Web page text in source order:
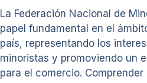
La Federación Nacional de
papel fundamental en el
país, representando los
minoristas y promoviendo un
para el comercio.